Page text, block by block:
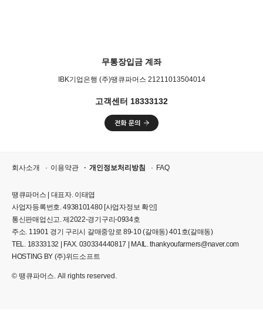
무통장입금 계좌
IBK기업은행 (주)땡큐파머스 21211013504014
고객센터 18333132
회사소개 이용약관 개인정보처리방침 FAQ
땡큐파머스 | 대표자. 이태엽
사업자등록번호. 4938101480 [사업자정보 확인]
통신판매업신고. 제2022-경기구리-0934호
주소. 11901 경기 구리시 갈매중앙로 89-10 (갈매동) 401호(갈매동)
TEL. 18333132 | FAX. 030334440817 | MAIL. thankyoufarmers@naver.com
HOSTING BY (주)위드소프트
© 땡큐파머스. All rights reserved.